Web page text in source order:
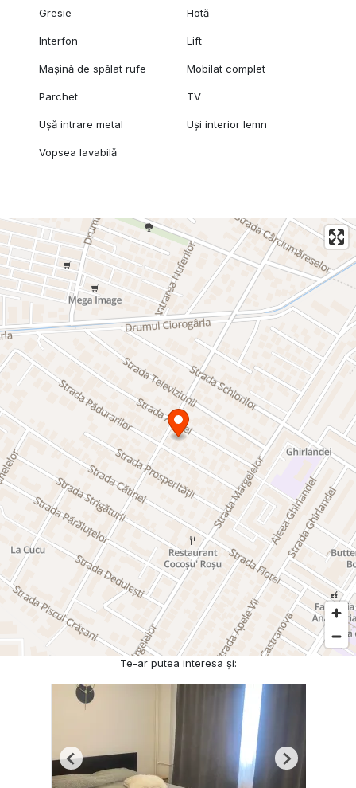
Gresie Hotă
Interfon Lift
Mașină de spălat rufe Mobilat complet
Parchet TV
Ușă intrare metal Uși interior lemn
Vopsea lavabilă
Te-ar putea interesa și:
Previous Next